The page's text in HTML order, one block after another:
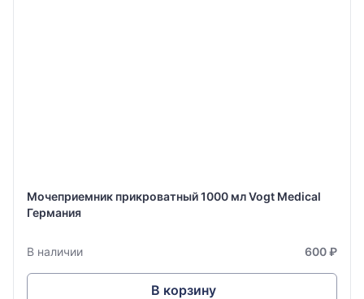
Мочеприемник прикроватный 1000 мл Vogt Medical
Германия
В наличии 600 ₽
В корзину